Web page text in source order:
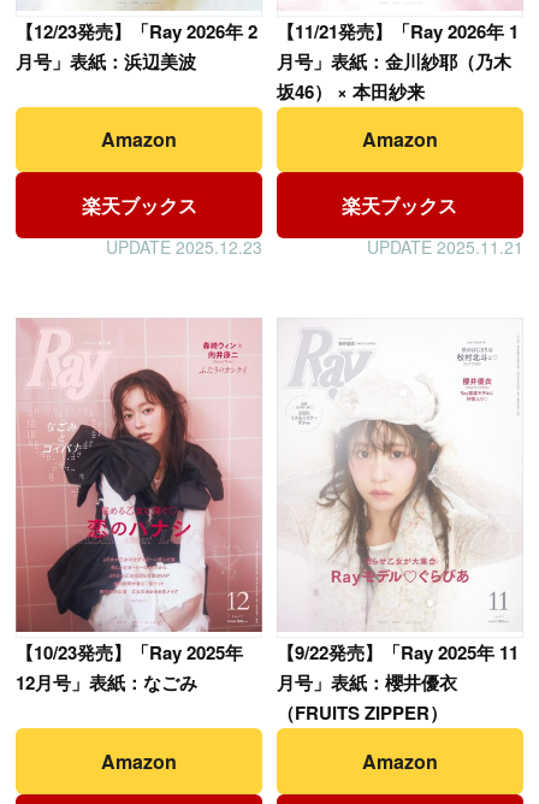
【12/23発売】「Ray 2026年 2
月号」表紙：浜辺美波
Amazon
楽天ブックス
UPDATE 2025.12.23
【11/21発売】「Ray 2026年 1
月号」表紙：金川紗耶（乃木
坂46） × 本田紗来
Amazon
楽天ブックス
UPDATE 2025.11.21
【10/23発売】「Ray 2025年
12月号」表紙：なごみ
Amazon
【9/22発売】「Ray 2025年 11
月号」表紙：櫻井優衣
（FRUITS ZIPPER）
Amazon